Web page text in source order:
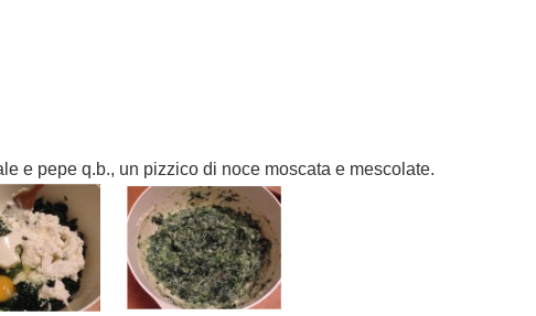
e pepe q.b., un pizzico di noce moscata e mescolate.